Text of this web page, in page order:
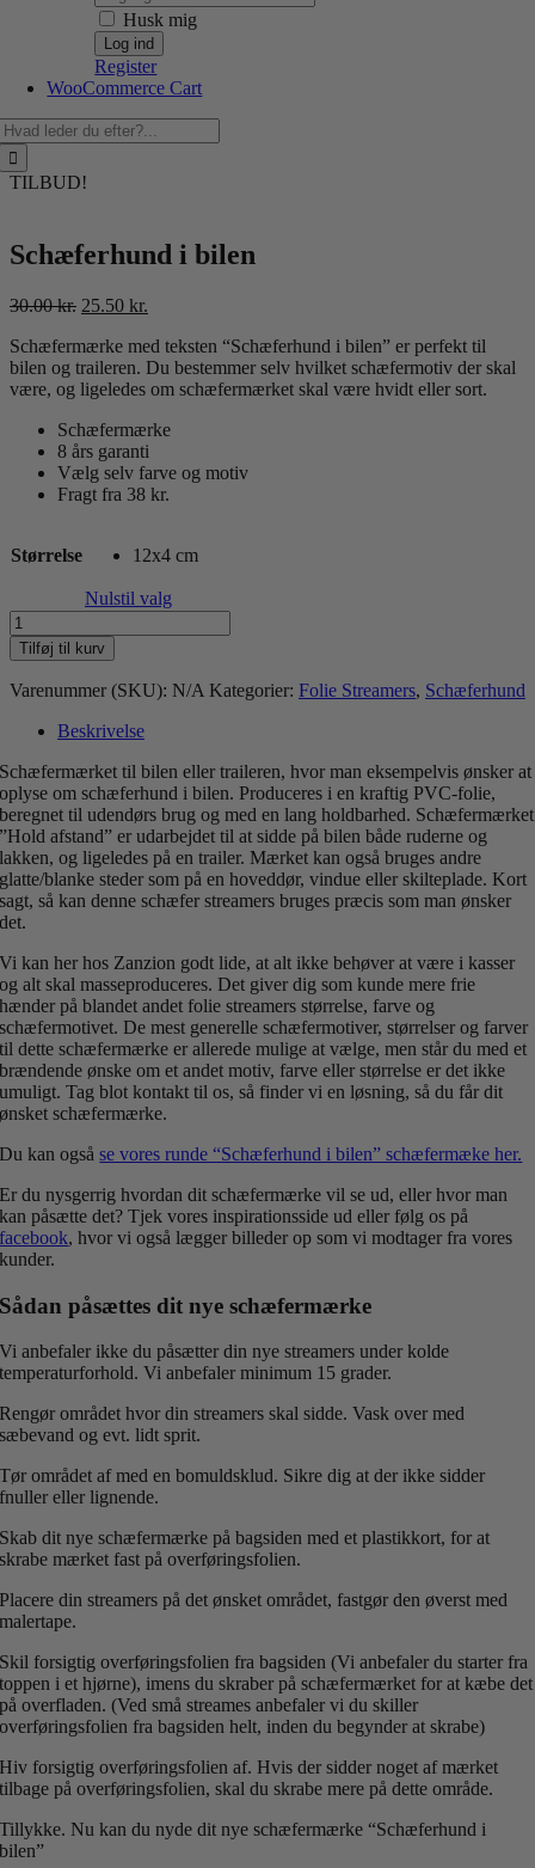
Husk mig
Register
WooCommerce Cart
TILBUD!
Schæferhund i bilen
30.00kr. Den
pris
var:
30.00 kr..
25.50 kr.
pris
er:
25.50 kr..
Schæfermærke med teksten “Schæferhund i bilen” er perfekt til
bilen og traileren. Du bestemmer selv hvilket schæfermotiv der skal
være, og ligeledes om schæfermærket skal være hvidt eller sort.
Schæfermærke
8 års garanti
Vælg selv farve og motiv
Fragt fra 38 kr.
Størrelse 12x4 cm
Nulstil valg
Schæferhund
i
bilen
antal
Tilføj til kurv
Varenummer (SKU): N/A Kategorier: Folie Streamers, Schæferhund
Beskrivelse
Schæfermærket til bilen eller traileren, hvor man eksempelvis ønsker at
oplyse om schæferhund i bilen. Produceres i en kraftig PVC-folie,
beregnet til udendørs brug og med en lang holdbarhed. Schæfermærket
”Hold afstand” er udarbejdet til at sidde på bilen både ruderne og
lakken, og ligeledes på en trailer. Mærket kan også bruges andre
glatte/blanke steder som på en hoveddør, vindue eller skilteplade. Kort
sagt, så kan denne schæfer streamers bruges præcis som man ønsker
det.
Vi kan her hos Zanzion godt lide, at alt ikke behøver at være i kasser
og alt skal masseproduceres. Det giver dig som kunde mere frie
hænder på blandet andet folie streamers størrelse, farve og
schæfermotivet. De mest generelle schæfermotiver, størrelser og farver
til dette schæfermærke er allerede mulige at vælge, men står du med et
brændende ønske om et andet motiv, farve eller størrelse er det ikke
umuligt. Tag blot kontakt til os, så finder vi en løsning, så du får dit
ønsket schæfermærke.
Du kan ogsåse vores runde “Schæferhund i bilen” schæfermæke her.
Er du nysgerrig hvordan dit schæfermærke vil se ud, eller hvor man
kan påsætte det? Tjek vores inspirationsside ud eller følg os på
facebook, hvor vi også lægger billeder op som vi modtager fra vores
kunder.
Sådan påsættes dit nye schæfermærke
Vi anbefaler ikke du påsætter din nye streamers under kolde
temperaturforhold. Vi anbefaler minimum 15 grader.
Rengør området hvor din streamers skal sidde. Vask over med
sæbevand og evt. lidt sprit.
Tør området af med en bomuldsklud. Sikre dig at der ikke sidder
fnuller eller lignende.
Skab dit nye schæfermærke på bagsiden med et plastikkort, for at
skrabe mærket fast på overføringsfolien.
Placere din streamers på det ønsket området, fastgør den øverst med
malertape.
Skil forsigtig overføringsfolien fra bagsiden (Vi anbefaler du starter fra
toppen i et hjørne), imens du skraber på schæfermærket for at kæbe det
på overfladen. (Ved små streames anbefaler vi du skiller
overføringsfolien fra bagsiden helt, inden du begynder at skrabe)
Hiv forsigtig overføringsfolien af. Hvis der sidder noget af mærket
tilbage på overføringsfolien, skal du skrabe mere på dette område.
Tillykke. Nu kan du nyde dit nye schæfermærke “Schæferhund i
bilen”